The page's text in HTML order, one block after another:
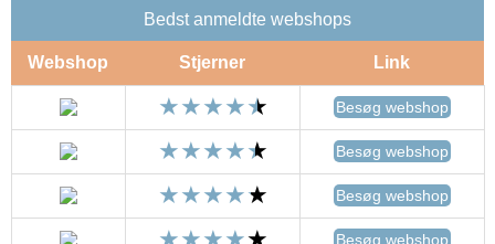
Bedst anmeldte webshops
Webshop Stjerner Link
Besøg webshop
Besøg webshop
Besøg webshop
Besøg webshop